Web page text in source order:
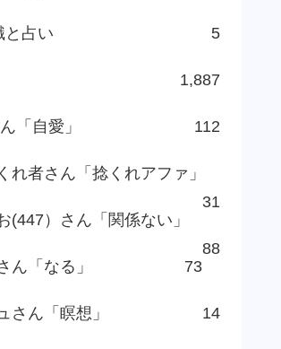
と占い 5
1,887
「自愛」 112
れ者さん「捻くれアファ」
31
(447）さん「関係ない」
88
ん「なる」
73
さん「瞑想」 14